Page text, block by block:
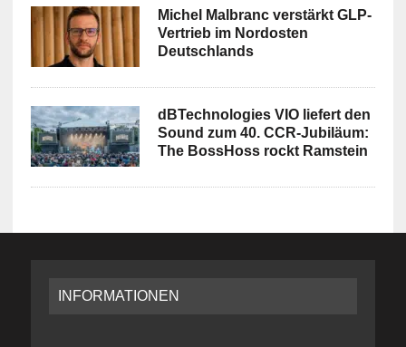
Michel Malbranc verstärkt GLP-
Vertrieb im Nordosten
Deutschlands
dBTechnologies VIO liefert den
Sound zum 40. CCR-Jubiläum:
The BossHoss rockt Ramstein
INFORMATIONEN